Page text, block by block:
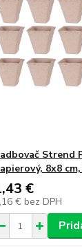
Strend
8x8
€
€ bez DPH